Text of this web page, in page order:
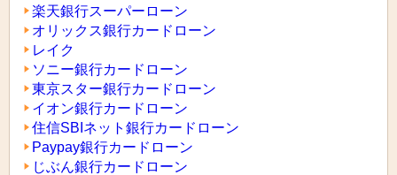
楽天銀行スーパーローン
オリックス銀行カードローン
レイク
ソニー銀行カードローン
東京スター銀行カードローン
イオン銀行カードローン
住信SBIネット銀行カードローン
Paypay銀行カードローン
じぶん銀行カードローン